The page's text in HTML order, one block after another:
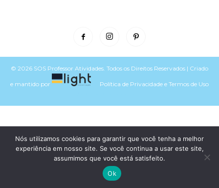
© 2026 SOS Professor Atividades. Todos os Direitos Reservados | Criado
e mantido por Política de Privacidade e Termos de Uso
Nós utilizamos cookies para garantir que você tenha a melhor
experiência em nosso site. Se você continua a usar este site,
assumimos que você está satisfeito.
Ok